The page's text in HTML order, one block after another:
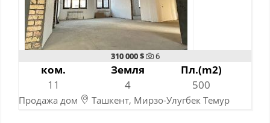
310 000 $ 6
ком.
11
Земля
4
Пл.(m2)
500
Продажа дом
Ташкент, Мирзо-Улугбек Темур